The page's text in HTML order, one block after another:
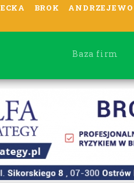
BROK ANDRZEJEWO
Baza firm